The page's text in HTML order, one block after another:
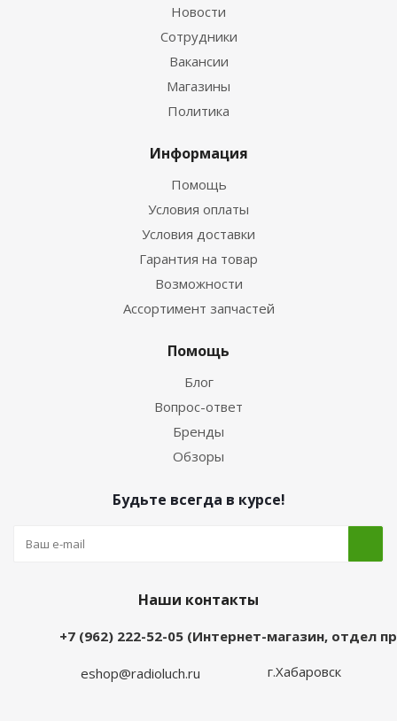
Новости
Сотрудники
Вакансии
Магазины
Политика
Информация
Помощь
Условия оплаты
Условия доставки
Гарантия на товар
Возможности
Ассортимент запчастей
Помощь
Блог
Вопрос-ответ
Бренды
Обзоры
Будьте всегда в курсе!
Наши контакты
+7 (962) 222-52-05 (Интернет-магазин, отдел
eshop@radioluch.ru г.Хабаровск